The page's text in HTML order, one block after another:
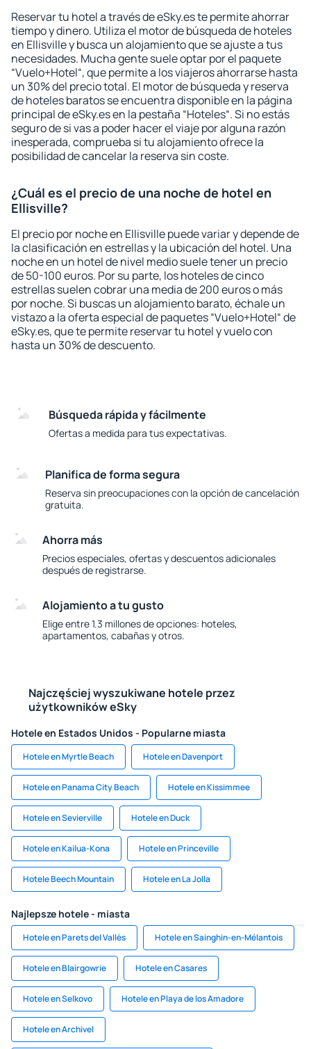
Reservar tu hotel a través de eSky.es te permite ahorrar
tiempo y dinero. Utiliza el motor de búsqueda de hoteles
en Ellisville y busca un alojamiento que se ajuste a tus
necesidades. Mucha gente suele optar por el paquete
“Vuelo+Hotel“, que permite a los viajeros ahorrarse hasta
un 30% del precio total. El motor de búsqueda y reserva
de hoteles baratos se encuentra disponible en la página
principal de eSky.es en la pestaña “Hoteles“. Si no estás
seguro de si vas a poder hacer el viaje por alguna razón
inesperada, comprueba si tu alojamiento ofrece la
posibilidad de cancelar la reserva sin coste.
¿Cuál es el precio de una noche de hotel en
Ellisville?
El precio por noche en Ellisville puede variar y depende de
la clasificación en estrellas y la ubicación del hotel. Una
noche en un hotel de nivel medio suele tener un precio
de 50-100 euros. Por su parte, los hoteles de cinco
estrellas suelen cobrar una media de 200 euros o más
por noche. Si buscas un alojamiento barato, échale un
vistazo a la oferta especial de paquetes “Vuelo+Hotel“ de
eSky.es, que te permite reservar tu hotel y vuelo con
hasta un 30% de descuento.
Búsqueda rápida y fácilmente
Ofertas a medida para tus expectativas.
Planifica de forma segura
Reserva sin preocupaciones con la opción de cancelación
gratuita.
Ahorra más
Precios especiales, ofertas y descuentos adicionales
después de registrarse.
Alojamiento a tu gusto
Elige entre 1.3 millones de opciones: hoteles,
apartamentos, cabañas y otros.
Najczęściej wyszukiwane hotele przez
użytkowników eSky
Hotele en Estados Unidos - Popularne miasta
Hotele en Myrtle Beach Hotele en Davenport
Hotele en Panama City Beach Hotele en Kissimmee
Hotele en Sevierville Hotele en Duck
Hotele en Kailua-Kona Hotele en Princeville
Hotele Beech Mountain Hotele en La Jolla
Najlepsze hotele - miasta
Hotele en Parets del Vallès Hotele en Sainghin-en-Mélantois
Hotele en Blairgowrie Hotele en Casares
Hotele en Selkovo Hotele en Playa de los Amadore
Hotele en Archivel